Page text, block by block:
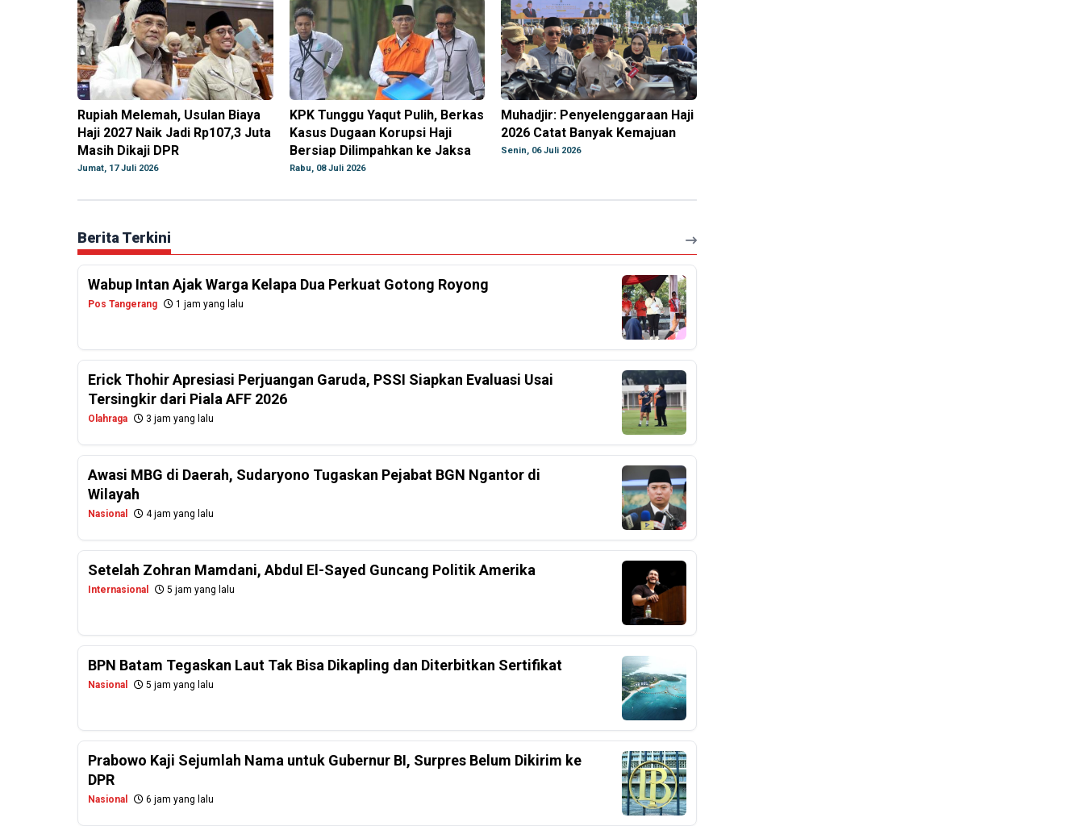
Rupiah Melemah, Usulan Biaya
Haji 2027 Naik Jadi Rp107,3 Juta
Masih Dikaji DPR
Jumat, 17 Juli 2026
KPK Tunggu Yaqut Pulih, Berkas
Kasus Dugaan Korupsi Haji
Bersiap Dilimpahkan ke Jaksa
Rabu, 08 Juli 2026
Muhadjir: Penyelenggaraan Haji
2026 Catat Banyak Kemajuan
Senin, 06 Juli 2026
Berita Terkini
Wabup Intan Ajak Warga Kelapa Dua Perkuat Gotong Royong
Pos Tangerang 1 jam yang lalu
Erick Thohir Apresiasi Perjuangan Garuda, PSSI Siapkan Evaluasi Usai
Tersingkir dari Piala AFF 2026
Olahraga 3 jam yang lalu
Awasi MBG di Daerah, Sudaryono Tugaskan Pejabat BGN Ngantor di
Wilayah
Nasional 4 jam yang lalu
Setelah Zohran Mamdani, Abdul El-Sayed Guncang Politik Amerika
Internasional 5 jam yang lalu
BPN Batam Tegaskan Laut Tak Bisa Dikapling dan Diterbitkan Sertifikat
Nasional 5 jam yang lalu
Prabowo Kaji Sejumlah Nama untuk Gubernur BI, Surpres Belum Dikirim ke
DPR
Nasional 6 jam yang lalu